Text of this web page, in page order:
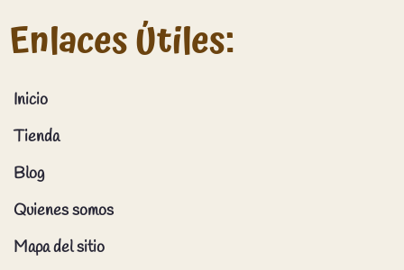
Enlaces Útiles:
Inicio
Tienda
Blog
Quienes somos
Mapa del sitio